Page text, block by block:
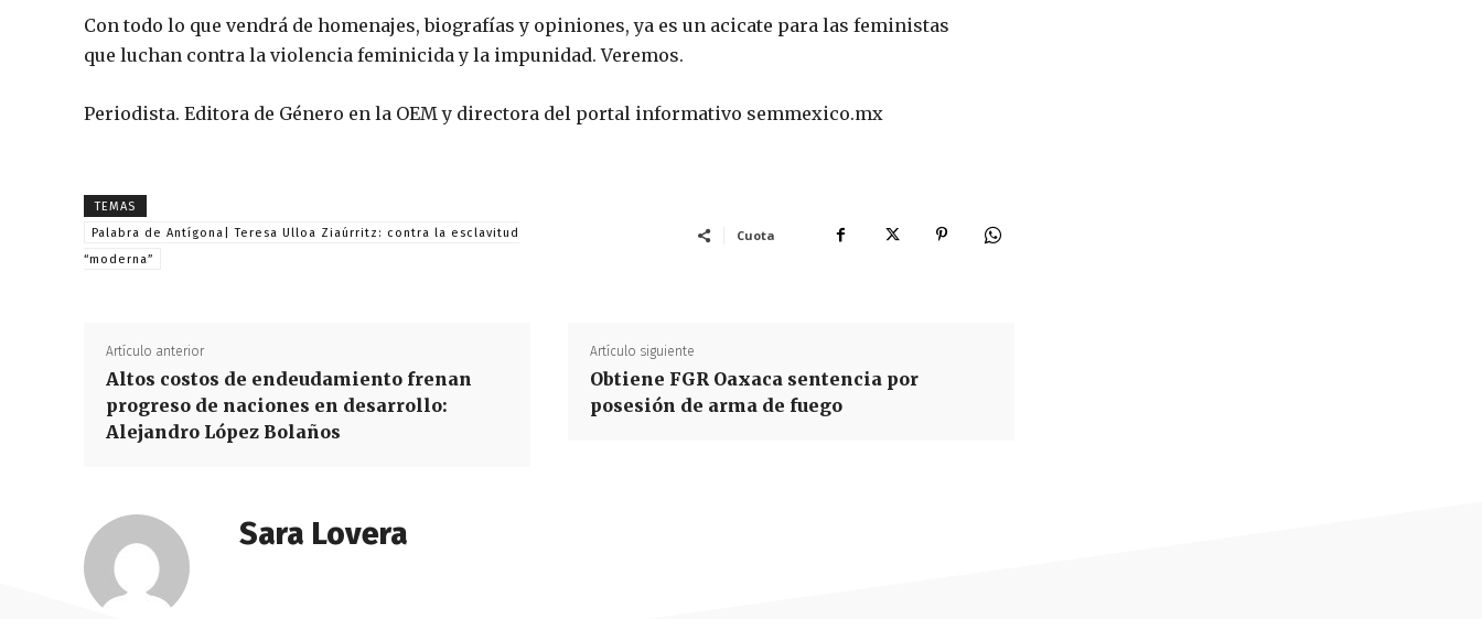
Con todo lo que vendrá de homenajes, biografías y opiniones, ya es un acicate para las feministas
que luchan contra la violencia feminicida y la impunidad. Veremos.
Periodista. Editora de Género en la OEM y directora del portal informativo semmexico.mx
TEMAS
Palabra de Antígona| Teresa Ulloa Ziaúrritz: contra la esclavitud
“moderna”
Cuota
Artículo anterior
Altos costos de endeudamiento frenan
progreso de naciones en desarrollo:
Alejandro López Bolaños
Artículo siguiente
Obtiene FGR Oaxaca sentencia por
posesión de arma de fuego
Sara Lovera